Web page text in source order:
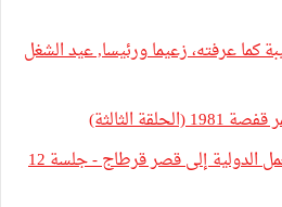
كما عرفته، زعيما ورئيسا, عيد الشغل
الثالثة)
الطيب البكوش: من منظمة العمل الدولية إلى قصر قرطاج - جلسة 12